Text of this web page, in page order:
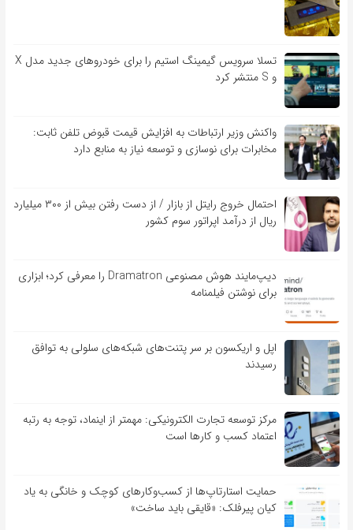
تسلا سرویس گیمینگ استیم را برای خودروهای جدید مدل X
و S منتشر کرد
واکنش وزیر ارتباطات به افزایش قیمت قبوض تلفن ثابت:
مخابرات برای نوسازی و توسعه نیاز به منابع دارد
احتمال خروج رایتل از بازار / از دست رفتن بیش از ۳۰۰ میلیارد
ریال از درآمد اپراتور سوم کشور
دیپ‌مایند هوش مصنوعی Dramatron را معرفی کرد؛ ابزاری
برای نوشتن فیلمنامه
اپل و اریکسون بر سر پتنت‌های شبکه‌های سلولی به توافق
رسیدند
مرکز توسعه تجارت الکترونیکی: مهمتر از اینماد، توجه به رتبه
اعتماد کسب و کارها است
حمایت استارتاپ‌ها از کسب‌وکارهای کوچک و خانگی به یاد
کیان پیرفلک: «قایقی باید ساخت»